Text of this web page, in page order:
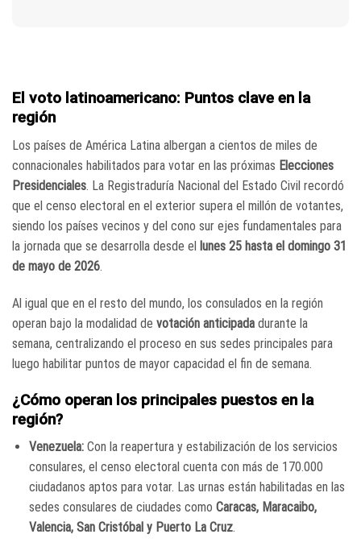
El voto latinoamericano: Puntos clave en la
región
Los países de América Latina albergan a cientos de miles de
connacionales habilitados para votar en las próximas Elecciones
Presidenciales. La Registraduría Nacional del Estado Civil recordó
que el censo electoral en el exterior supera el millón de votantes,
siendo los países vecinos y del cono sur ejes fundamentales para
la jornada que se desarrolla desde el lunes 25 hasta el domingo 31
de mayo de 2026.
Al igual que en el resto del mundo, los consulados en la región
operan bajo la modalidad de votación anticipada durante la
semana, centralizando el proceso en sus sedes principales para
luego habilitar puntos de mayor capacidad el fin de semana.
¿Cómo operan los principales puestos en la
región?
Venezuela:Con la reapertura y estabilización de los servicios
consulares, el censo electoral cuenta con más de 170.000
ciudadanos aptos para votar. Las urnas están habilitadas en las
sedes consulares de ciudades como Caracas, Maracaibo,
Valencia, San Cristóbal y Puerto La Cruz.